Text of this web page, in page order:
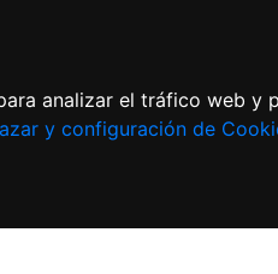
analizar el tráfico web
y configuración de